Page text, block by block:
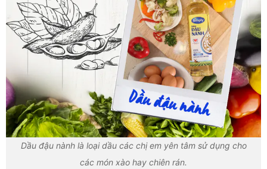
Dầu đậu nành là loại dầu các chị em yên tâm sử dụng cho
các món xào hay chiên rán.